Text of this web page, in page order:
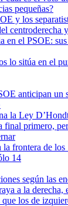
pequeñas?
y los
centroderecha
en el PSOE:
lo sitúa en el
anticipan un
la Ley
final primero,
frontera de los
14
según las
a la derecha,
los de